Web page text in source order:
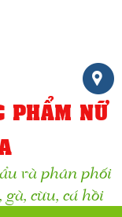
PHẨM NỮ
và phân phối
gà, cừu, cá hồi